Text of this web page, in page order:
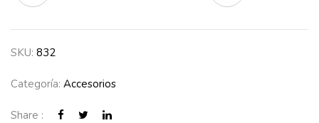
SKU: 832
Categoría: Accesorios
Share :